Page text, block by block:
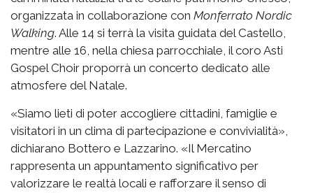
organizzata in collaborazione con Monferrato Nordic
Walking. Alle 14 si terrà la visita guidata del Castello,
mentre alle 16, nella chiesa parrocchiale, il coro Asti
Gospel Choir proporrà un concerto dedicato alle
atmosfere del Natale.
«Siamo lieti di poter accogliere cittadini, famiglie e
visitatori in un clima di partecipazione e convivialità»,
dichiarano Bottero e Lazzarino. «Il Mercatino
rappresenta un appuntamento significativo per
valorizzare le realtà locali e rafforzare il senso di